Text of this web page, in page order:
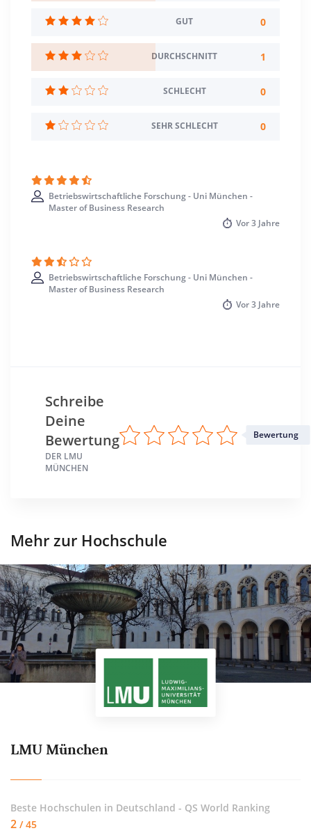
Regelstudienzeit
4 Semester
Sprache
Deutsch
Englisch
Studienbeginn
Standort
München >> München
GUT 0
DURCHSCHNITT 1
SCHLECHT 0
SEHR SCHLECHT 0
Betriebswirtschaftliche Forschung - Uni München -
Master of Business Research
Vor3 Jahre
Betriebswirtschaftliche Forschung - Uni München -
Master of Business Research
Vor3 Jahre
Schreibe
Deine
Bewertung
DER LMU
MÜNCHEN
Bewertung
Mehr zur Hochschule
LMU München
Beste Hochschulen in Deutschland - QS World Ranking
2 / 45